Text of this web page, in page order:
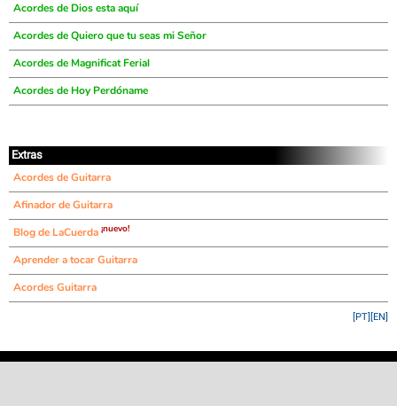
Acordes de Dios esta aquí
Acordes de Quiero que tu seas mi Señor
Acordes de Magnificat Ferial
Acordes de Hoy Perdóname
Extras
Acordes de Guitarra
Afinador de Guitarra
Blog de LaCuerda ¡nuevo!
Aprender a tocar Guitarra
Acordes Guitarra
[EN]
[PT]